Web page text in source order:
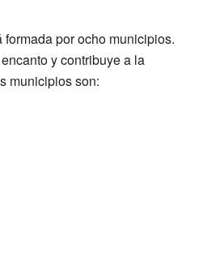
por ocho municipios.
y contribuye a la
municipios son: